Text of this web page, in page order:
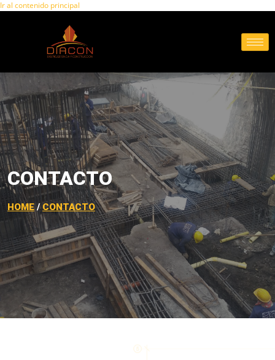
Ir al contenido principal
CONTACTO
HOME/CONTACTO